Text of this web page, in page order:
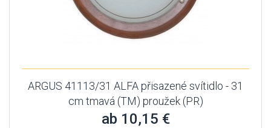
ARGUS 41113/31 ALFA přisazené svítidlo - 31
cm tmavá (TM) proužek (PR)
ab 10,15 €